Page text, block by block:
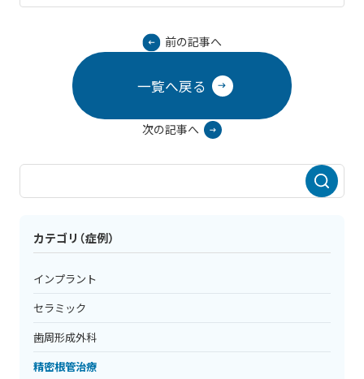
前の記事へ
一覧へ戻る
次の記事へ
カテゴリ（症例）
インプラント
セラミック
歯周形成外科
精密根管治療